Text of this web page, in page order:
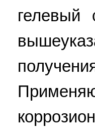
гелевый